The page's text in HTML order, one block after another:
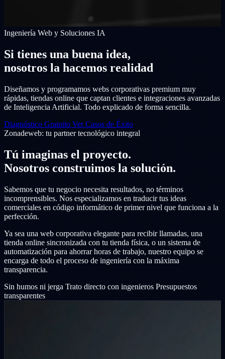
Ingeniería Web y Soluciones IA
Si tienes una buena idea,
nosotros la hacemos realidad
Diseñamos y programamos webs corporativas premium muy
rápidas, tiendas online que captan clientes e integraciones avanzadas
de Inteligencia Artificial. Todo explicado de forma sencilla.
Diagnóstico Gratuito Ver Casos de Éxito
Zonadeweb: tu partner tecnológico integral
Tú imaginas el proyecto.
Nosotros construimos la solución.
Sabemos que tu negocio necesita resultados, no términos
incomprensibles. Nos especializamos en traducir tus ideas
comerciales en código informático de primer nivel que funciona a la
perfección.
Ya sea una web corporativa elegante para recibir llamadas, una
tienda online sincronizada con tu tienda física, o un sistema de
automatización para ahorrar horas de trabajo, nuestro equipo se
encarga de todo el proceso de ingeniería con la máxima
transparencia.
Sin humos ni jerga Trato directo con ingenieros Presupuestos
transparentes